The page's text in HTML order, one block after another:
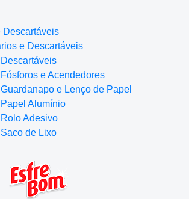
Descartáveis
e Descartáveis
Descartáveis
Fósforos e Acendedores
Guardanapo e Lenço de Papel
Papel Alumínio
Rolo Adesivo
Saco de Lixo